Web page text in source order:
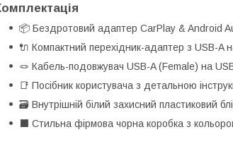
📦 Бездротовий адаптер CarPlay & Android
🔌 Компактний перехідник-адаптер з USB-
🪢 Кабель-подовжувач USB-A (Female) на
📑 Посібник користувача з детальною
🗃️ Внутрішній білий захисний пластиковий
⬛ Стильна фірмова чорна коробка з